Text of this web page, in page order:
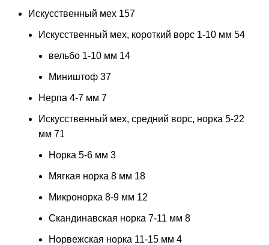
Искусственный мех 157
Искусственный мех, короткий ворс 1-10 мм 54
вельбо 1-10 мм 14
Миништоф 37
Нерпа 4-7 мм 7
Искусственный мех, средний ворс, норка 5-22
мм 71
Норка 5-6 мм 3
Мягкая норка 8 мм 18
Микронорка 8-9 мм 12
Скандинавская норка 7-11 мм 8
Норвежская норка 11-15 мм 4